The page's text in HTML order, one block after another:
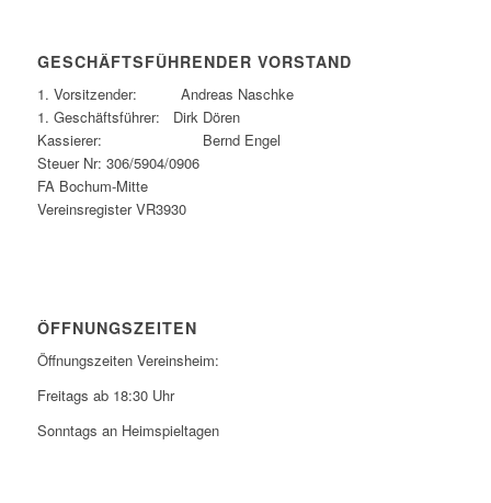
GESCHÄFTSFÜHRENDER VORSTAND
1. Vorsitzender: Andreas Naschke
1. Geschäftsführer: Dirk Dören
Kassierer: Bernd Engel
Steuer Nr: 306/5904/0906
FA Bochum-Mitte
Vereinsregister VR3930
ÖFFNUNGSZEITEN
Öffnungszeiten Vereinsheim:
Freitags ab 18:30 Uhr
Sonntags an Heimspieltagen